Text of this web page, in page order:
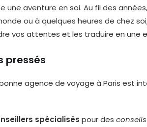
une aventure en soi. Au fil des
ou à quelques heures de chez
vos attentes et les traduire en une
pressés
agence de voyage à Paris est
spécialisés pour des